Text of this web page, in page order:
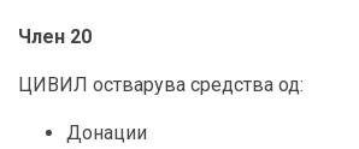
Член 20
ЦИВИЛ остварува средства од:
Донации